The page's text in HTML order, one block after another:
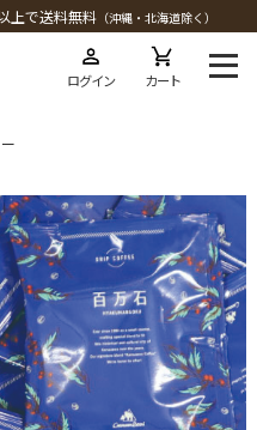
上で送料無料（沖縄・北海道除く）
ログイン カート